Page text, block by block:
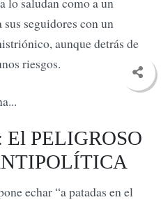
seguidores con un
aunque detrás de
riesgos.
El PELIGROSO
echar “a patadas en el